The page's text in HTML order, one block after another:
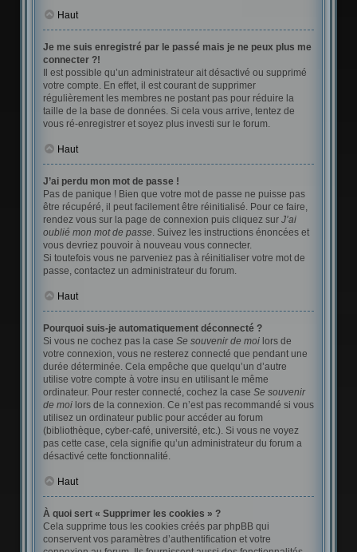
Haut
Je me suis enregistré par le passé mais je ne peux plus me
connecter ?!
Il est possible qu’un administrateur ait désactivé ou supprimé
votre compte. En effet, il est courant de supprimer
régulièrement les membres ne postant pas pour réduire la
taille de la base de données. Si cela vous arrive, tentez de
vous ré-enregistrer et soyez plus investi sur le forum.
Haut
J’ai perdu mon mot de passe !
Pas de panique ! Bien que votre mot de passe ne puisse pas
être récupéré, il peut facilement être réinitialisé. Pour ce faire,
rendez vous sur la page de connexion puis cliquez sur J’ai
oublié mon mot de passe. Suivez les instructions énoncées et
vous devriez pouvoir à nouveau vous connecter.
Si toutefois vous ne parveniez pas à réinitialiser votre mot de
passe, contactez un administrateur du forum.
Haut
Pourquoi suis-je automatiquement déconnecté ?
Si vous ne cochez pas la case Se souvenir de moilors de
votre connexion, vous ne resterez connecté que pendant une
durée déterminée. Cela empêche que quelqu’un d’autre
utilise votre compte à votre insu en utilisant le même
ordinateur. Pour rester connecté, cochez la case Se souvenir
de moilors de la connexion. Ce n’est pas recommandé si vous
utilisez un ordinateur public pour accéder au forum
(bibliothèque, cyber-café, université, etc.). Si vous ne voyez
pas cette case, cela signifie qu’un administrateur du forum a
désactivé cette fonctionnalité.
Haut
À quoi sert « Supprimer les cookies » ?
Cela supprime tous les cookies créés par phpBB qui
conservent vos paramètres d’authentification et votre